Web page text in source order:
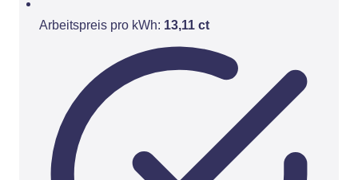
Arbeitspreis pro kWh: 13,11 ct